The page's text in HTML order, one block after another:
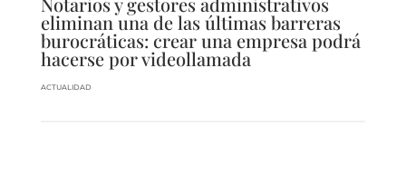
eliminan una de las últimas barreras
burocráticas: crear una empresa podrá
hacerse por videollamada
ACTUALIDAD